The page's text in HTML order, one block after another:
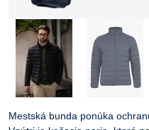
Mestská bunda ponúka